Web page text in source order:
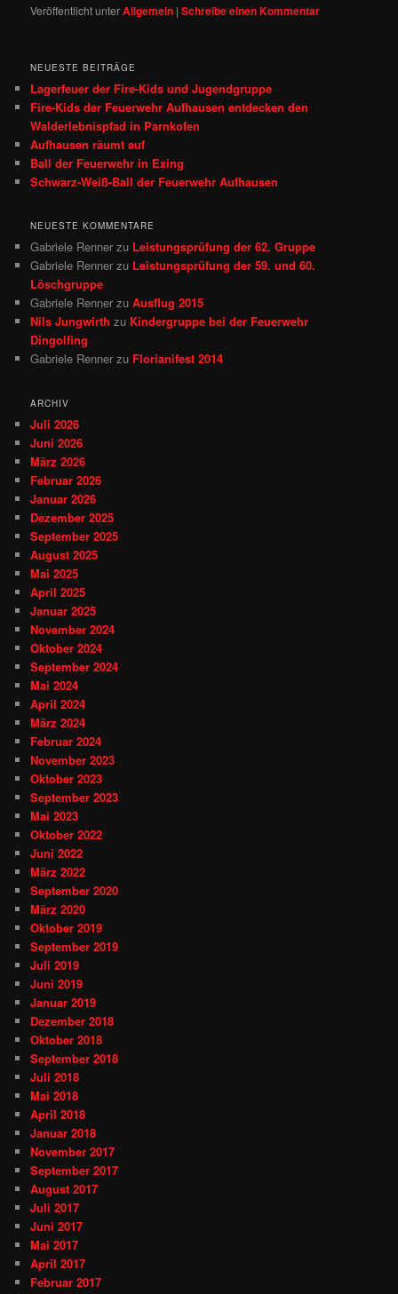
Veröffentlicht unterAllgemein |Schreibe einen Kommentar
NEUESTE BEITRÄGE
Lagerfeuer der Fire-Kids und Jugendgruppe
Fire‑Kids der Feuerwehr Aufhausen entdecken den
Walderlebnispfad in Parnkofen
Aufhausen räumt auf
Ball der Feuerwehr in Exing
Schwarz-Weiß-Ball der Feuerwehr Aufhausen
NEUESTE KOMMENTARE
Gabriele Renner zu Leistungsprüfung der 62. Gruppe
Gabriele Renner zu Leistungsprüfung der 59. und 60.
Löschgruppe
Gabriele Renner zuAusflug 2015
Nils Jungwirth zu Kindergruppe bei der Feuerwehr
Dingolfing
Gabriele Renner zu Florianifest 2014
ARCHIV
Juli 2026
Juni 2026
März 2026
Februar 2026
Januar 2026
Dezember 2025
September 2025
August 2025
Mai 2025
April 2025
Januar 2025
November 2024
Oktober 2024
September 2024
Mai 2024
April 2024
März 2024
Februar 2024
November 2023
Oktober 2023
September 2023
Mai 2023
Oktober 2022
Juni 2022
März 2022
September 2020
März 2020
Oktober 2019
September 2019
Juli 2019
Juni 2019
Januar 2019
Dezember 2018
Oktober 2018
September 2018
Juli 2018
Mai 2018
April 2018
Januar 2018
November 2017
September 2017
August 2017
Juli 2017
Juni 2017
Mai 2017
April 2017
Februar 2017